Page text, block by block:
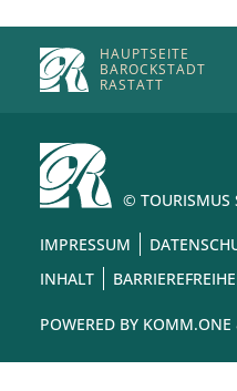
HAUPTSEITE
BAROCKSTADT
RASTATT
© TOURISMUS
IMPRESSUM
INHALT
POWERED BY KOMM.ONE